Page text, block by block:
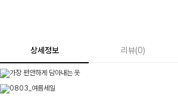
상세정보 리뷰(0)